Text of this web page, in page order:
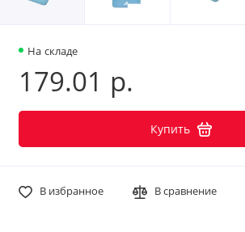
На складе
179.01 р.
Купить
В избранное В сравнение